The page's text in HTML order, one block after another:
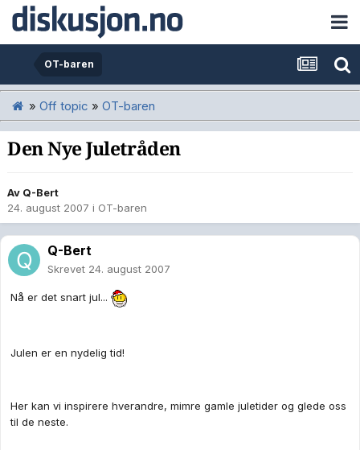
OT-baren
» Off topic » OT-baren
Den Nye Juletråden
Av Q-Bert
24. august 2007 i OT-baren
Q-Bert
Skrevet 24. august 2007
Nå er det snart jul...
Julen er en nydelig tid!
Her kan vi inspirere hverandre, mimre gamle juletider og glede oss
til de neste.